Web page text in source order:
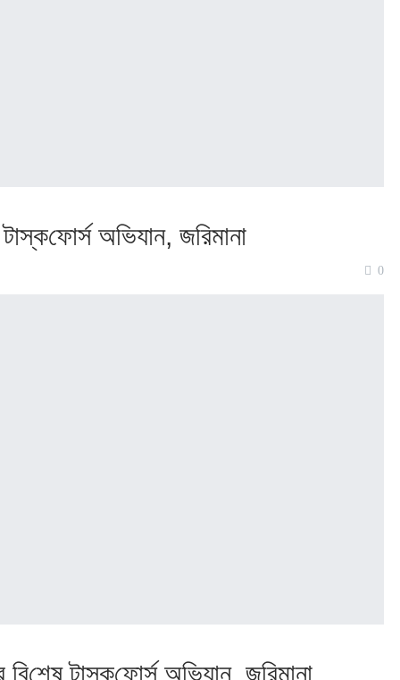
অ‌ভিযান, জ‌রিমানা
0
বি‌শেষ টাস্ক‌ফোর্স অ‌ভিযান, জ‌রিমানা